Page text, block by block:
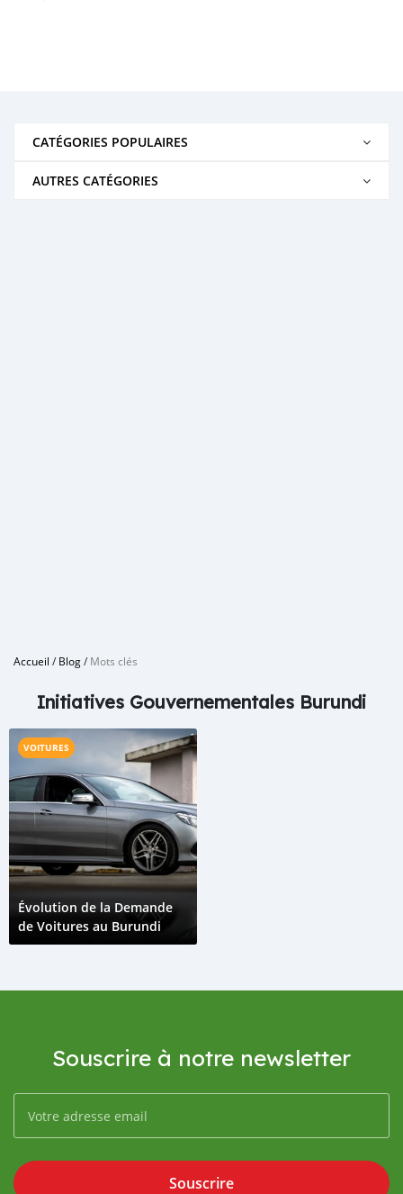
CATÉGORIES POPULAIRES
AUTRES CATÉGORIES
Accueil /Blog/Mots clés
Initiatives Gouvernementales Burundi
VOITURES
Évolution de la Demande
de Voitures au Burundi
Souscrire à notre newsletter
Souscrire